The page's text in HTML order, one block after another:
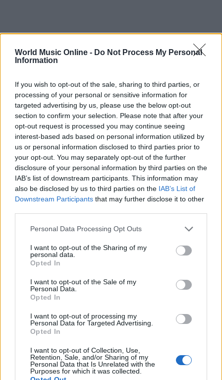
World Music Online - Do Not Process My Personal
Information
If you wish to opt-out of the sale, sharing to third parties, or
processing of your personal or sensitive information for
targeted advertising by us, please use the below opt-out
section to confirm your selection. Please note that after your
opt-out request is processed you may continue seeing
interest-based ads based on personal information utilized by
us or personal information disclosed to third parties prior to
your opt-out. You may separately opt-out of the further
disclosure of your personal information by third parties on the
IAB’s list of downstream participants. This information may
also be disclosed by us to third parties on the IAB’s List of
Downstream Participants that may further disclose it to other
Please note that this website/app uses one or more Google
not limited to your visit or usage behaviour. You may click to
grant or deny consent to Google and its third-party tags to
use your data for below specified purposes in below Google
consent section.
Personal Data Processing Opt Outs
I want to opt-out of the Sharing of my
personal data.
Opted In
I want to opt-out of the Sale of my
Personal Data.
Opted In
I want to opt-out of processing my
Personal Data for Targeted Advertising.
Opted In
I want to opt-out of Collection, Use,
Retention, Sale, and/or Sharing of my
Personal Data that Is Unrelated with the
Purposes for which it was collected.
AUTORE
Redazione
Continua a leggere